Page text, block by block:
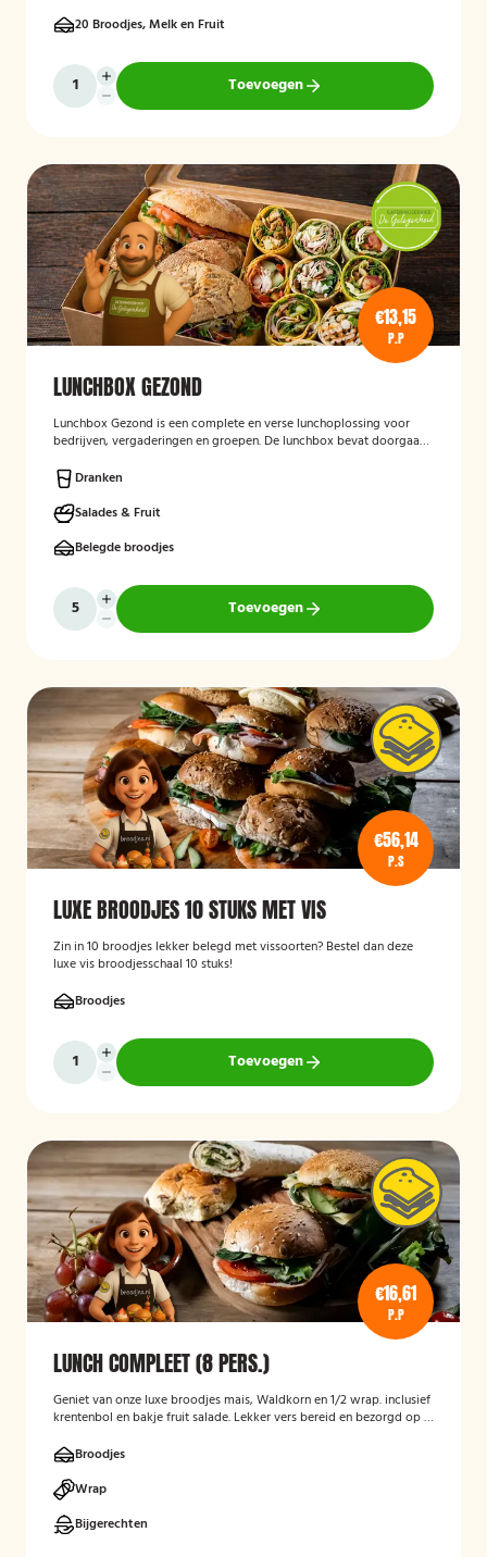
20 Broodjes, Melk en Fruit
Toevoegen
€13,15
P.P
LUNCHBOX GEZOND
Lunchbox Gezond is een complete en verse lunchoplossing voor
bedrijven, vergaderingen en groepen. De lunchbox bevat doorgaans
fruit en andere gezonde producten, waarbij rekening kan worden
gehouden met dieetwensen en allergieën. De focus ligt op een
smaakvolle, voedzame en verzorgd gepresenteerde lunch die
eenvoudig op locatie wordt bezorgd.
Dranken
Salades & Fruit
Belegde broodjes
Toevoegen
€56,14
P.S
LUXE BROODJES 10 STUKS MET VIS
Zin in 10 broodjes lekker belegd met vissoorten? Bestel dan deze
luxe vis broodjesschaal 10 stuks!
Broodjes
Toevoegen
€16,61
P.P
LUNCH COMPLEET (8 PERS.)
Geniet van onze luxe broodjes mais, Waldkorn en 1/2 wrap. inclusief
krentenbol en bakje fruit salade. Lekker vers bereid en bezorgd op je
Broodjes
Wrap
Bijgerechten